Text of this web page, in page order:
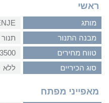
ראשי
מותג
מבנה התנור
תנור
טווח מחירים
3500 - 5000 ₪
סוג הכיריים
ללא
מאפייני מפתח